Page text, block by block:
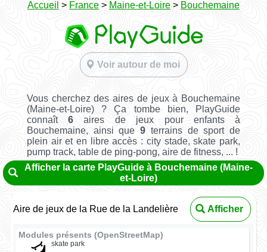
Accueil > France > Maine-et-Loire > Bouchemaine
Voir autour de moi
Vous cherchez des aires de jeux à Bouchemaine
(Maine-et-Loire) ? Ça tombe bien, PlayGuide
connaît6 aires de jeux pour enfants à
Bouchemaine, ainsi que9 terrains de sport de
plein air et en libre accès : city stade, skate park,
pump track, table de ping-pong, aire de fitness, ... !
Afficher la carte PlayGuide à Bouchemaine (Maine-
et-Loire)
Aire de jeux de la Rue de la Landelière Afficher
Modules présents (OpenStreetMap)
skate park